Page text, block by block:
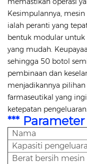
Kesimpulannya, mesin
ialah peranti yang
bentuk modular untuk
yang mudah.
sehingga 50 botol
pembinaan dan
menjadikannya
farmaseutikal yang
ketepatan pengeluaran.
***
Nama
Kapasiti
Berat bersih mesin